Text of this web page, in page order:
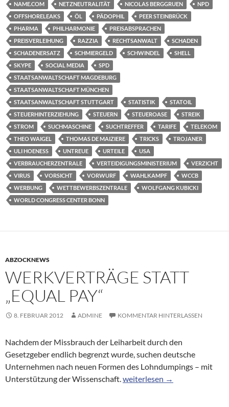
NAME.COM
NETZNEUTRALITÄT NICOLAS BERGGRUEN
NPD
OFFSHORELEAKS
ÖL PÄDOPHIL
PEER STEINBRÜCK
PHARMA
PHILHARMONIE
PREISABSPRACHEN
PREISVERLEIHUNG
RAZZIA RECHTSANWALT
SCHADEN
SCHADENERSATZ
SCHMIERGELD SCHWINDEL
SHELL
SKYPE
SOCIAL MEDIA
SPD
STAATSANWALTSCHAFT MAGDEBURG
STAATSANWALTSCHAFT MÜNCHEN
STAATSANWALTSCHAFT STUTTGART
STATISTIK
STATOIL
STEUERHINTERZIEHUNG
STEUERN STEUEROASE
STREIK
STROM
SUCHMASCHINE SUCHTREFFER TARIFE
TELEKOM
THEO WAIGEL
THOMAS DE MAIZIERE TRICKS
TROJANER
ULI HOENESS
UNTREUE URTEILE
USA
VERBRAUCHERZENTRALE
VERTEIDIGUNGSMINISTERIUM
VERZICHT
VIRUS
VORSICHT VORWURF WAHLKAMPF
WCCB
WERBUNG
WETTBEWERBSZENTRALE
WOLFGANG KUBICKI
WORLD CONGRESS CENTER BONN
ABZOCKNEWS
WERKVERTRÄGE STATT
„EQUAL PAY“
8. FEBRUAR 2012 ADMINE KOMMENTAR HINTERLASSEN
Nachdem der Missbrauch der Leiharbeit durch den
Gesetzgeber endlich begrenzt wurde, suchen deutsche
Unternehmen nach neuen Formen des Lohndumpings – mit
Unterstützung der Wissenschaft.Werkverträge statt „equal
weiterlesen →